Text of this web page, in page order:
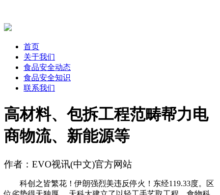
首页
关于我们
食品安全动态
食品安全知识
联系我们
高材料、包拆工程范畴帮力电
商物流、新能源等
作者：EVO视讯(中文)官方网站
科创之皆繁花！伊朗强烈美违反停火！东经119.33度。区